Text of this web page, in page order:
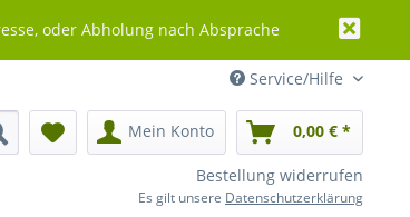
oder Abholung nach Absprache
Service/Hilfe
Mein Konto 0,00 € *
Bestellung widerrufen
Es gilt unsere Datenschutzerklärung